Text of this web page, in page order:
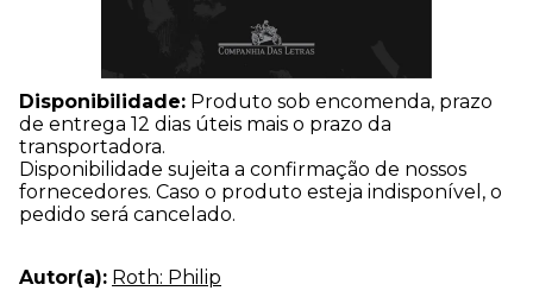
Disponibilidade: Produto sob encomenda, prazo
de entrega 12 dias úteis mais o prazo da
transportadora.
Disponibilidade sujeita a confirmação de nossos
fornecedores. Caso o produto esteja indisponível, o
pedido será cancelado.
Autor(a): Roth: Philip